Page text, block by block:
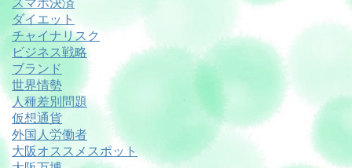
ダイエット
チャイナリスク
ビジネス戦略
ブランド
世界情勢
人種差別問題
仮想通貨
外国人労働者
大阪オススメスポット